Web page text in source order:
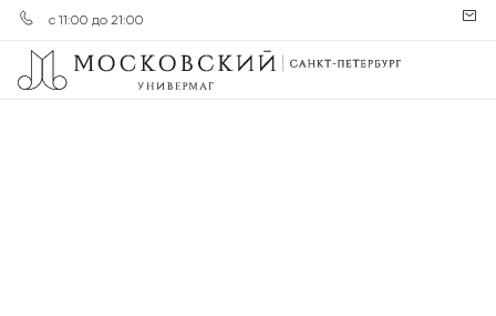
с 11:00 до 21:00